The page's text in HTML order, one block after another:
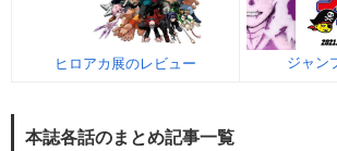
ヒロアカ展のレビュー ジャン
本誌各話のまとめ記事一覧